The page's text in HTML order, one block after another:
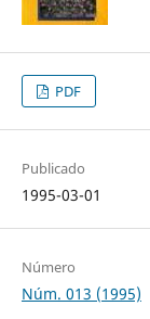
PDF
Publicado
1995-03-01
Número
Núm. 013 (1995)